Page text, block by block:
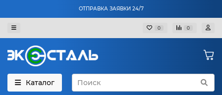
ОТПРАВКА ЗАЯВКИ 24/7
0 0
Каталог